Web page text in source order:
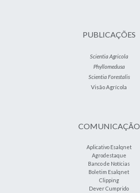
PUBLICAÇÕES
Scientia Agricola
Phyllomedusa
Scientia Forestalis
Visão Agrícola
COMUNICAÇÃO
Aplicativo Esalqnet
Agrodestaque
Banco de Notícias
Boletim Esalqnet
Clipping
Dever Cumprido